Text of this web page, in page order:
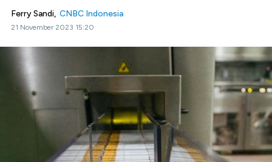
Ferry Sandi, CNBC Indonesia
21 November 2023 15:20